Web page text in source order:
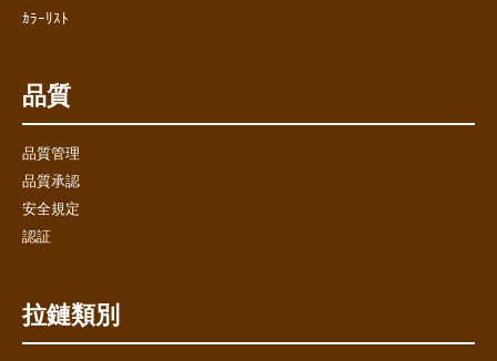
ｶﾗｰﾘｽﾄ
品質
品質管理
品質承認
安全規定
認証
拉鏈類別